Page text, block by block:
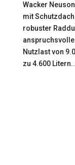
Wacker
mit Schutzdach
robuster
Nutzlast von
zu 4.600